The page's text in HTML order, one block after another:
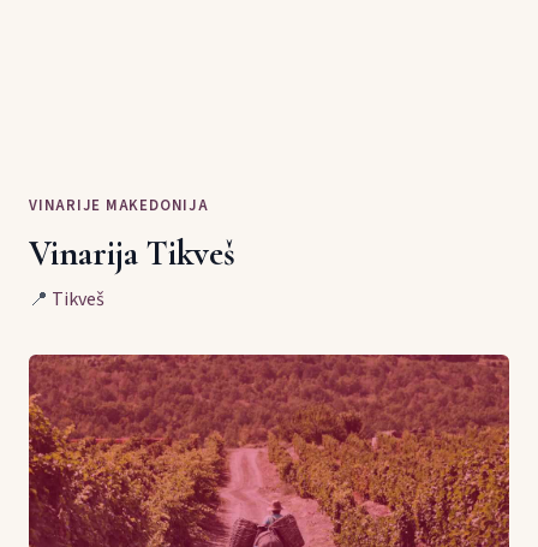
VINARIJE MAKEDONIJA
Vinarija Tikveš
📍 Tikveš